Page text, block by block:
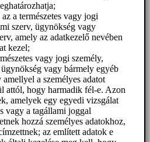
az a természetes vagy jogi
szerv, ügynökség vagy
amely az adatkezelő nevében
kezel;
vagy jogi személy,
vagy bármely egyéb
a személyes adatot
attól, hogy harmadik fél-e. Azon
amelyek egy egyedi vizsgálat
vagy a tagállami joggal
hozzá személyes adatokhoz,
az említett adatok e